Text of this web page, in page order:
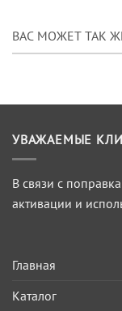
ВАС МОЖЕТ ТАК
УВАЖАЕМЫЕ
В связи с
активации и
Главная
Каталог